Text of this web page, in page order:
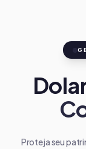
Proteja seu